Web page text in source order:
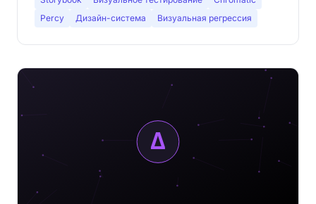
Percy
Дизайн-система Визуальная регрессия